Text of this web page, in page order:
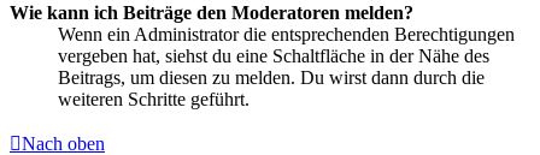
Wie kann ich Beiträge den Moderatoren melden?
Wenn ein Administrator die entsprechenden Berechtigungen
vergeben hat, siehst du eine Schaltfläche in der Nähe des
Beitrags, um diesen zu melden. Du wirst dann durch die
weiteren Schritte geführt.
Nach oben